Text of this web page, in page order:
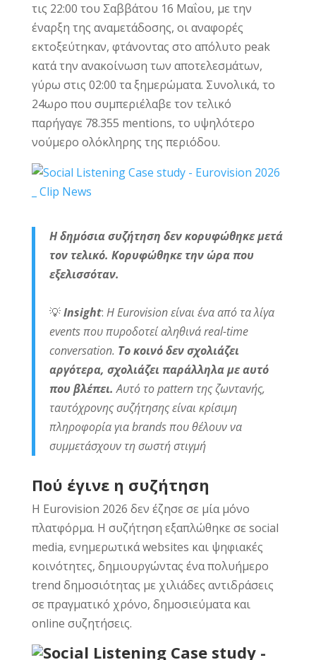
τις 22:00 του Σαββάτου 16 Μαΐου, με την
έναρξη της αναμετάδοσης, οι αναφορές
εκτοξεύτηκαν, φτάνοντας στο απόλυτο peak
κατά την ανακοίνωση των αποτελεσμάτων,
γύρω στις 02:00 τα ξημερώματα. Συνολικά, το
24ωρο που συμπεριέλαβε τον τελικό
παρήγαγε 78.355 mentions, το υψηλότερο
νούμερο ολόκληρης της περιόδου.
Η δημόσια συζήτηση δεν κορυφώθηκε μετά
τον τελικό. Κορυφώθηκε την ώρα που
εξελισσόταν.
💡Insight: Η Eurovision είναι ένα από τα λίγα
events που πυροδοτεί αληθινά real-time
conversation. Το κοινό δεν σχολιάζει
αργότερα, σχολιάζει παράλληλα με αυτό
που βλέπει. Αυτό το pattern της ζωντανής,
ταυτόχρονης συζήτησης είναι κρίσιμη
πληροφορία για brands που θέλουν να
συμμετάσχουν τη σωστή στιγμή
Πού έγινε η συζήτηση
Η Eurovision 2026 δεν έζησε σε μία μόνο
πλατφόρμα. Η συζήτηση εξαπλώθηκε σε social
media, ενημερωτικά websites και ψηφιακές
κοινότητες, δημιουργώντας ένα πολυήμερο
trend δημοσιότητας με χιλιάδες αντιδράσεις
σε πραγματικό χρόνο, δημοσιεύματα και
online συζητήσεις.